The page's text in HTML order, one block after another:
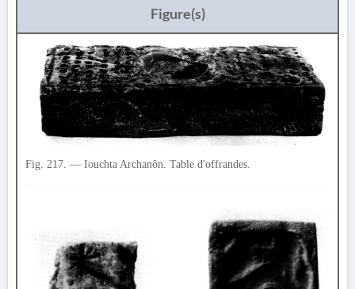
Figure(s)
Fig. 217. — Iouchta Archanôn. Table d'offrandes.